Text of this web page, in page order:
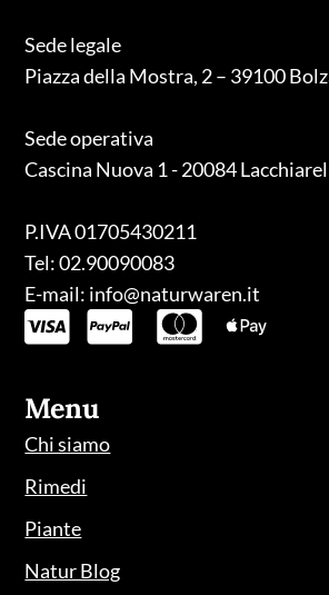
Sede legale
Piazza della Mostra, 2 – 39100
Sede operativa
Cascina Nuova 1 - 20084
P.IVA 01705430211
Tel: 02.90090083
E-mail: info@naturwaren.it
Menu
Chi siamo
Rimedi
Piante
Natur Blog